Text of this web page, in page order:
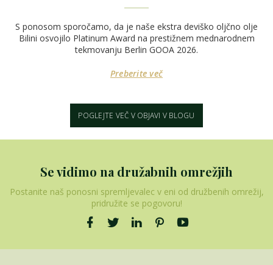
S ponosom sporočamo, da je naše ekstra deviško oljčno olje
Bilini osvojilo Platinum Award na prestižnem mednarodnem
tekmovanju Berlin GOOA 2026.
Preberite več
POGLEJTE VEČ V OBJAVI V BLOGU
Se vidimo na družabnih omrežjih
Postanite naš ponosni spremljevalec v eni od družbenih omrežij,
pridružite se pogovoru!